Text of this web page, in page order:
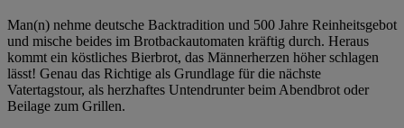
Man(n) nehme deutsche Backtradition und 500 Jahre Reinheitsgebot
und mische beides im Brotbackautomaten kräftig durch. Heraus
kommt ein köstliches Bierbrot, das Männerherzen höher schlagen
lässt! Genau das Richtige als Grundlage für die nächste
Vatertagstour, als herzhaftes Untendrunter beim Abendbrot oder
Beilage zum Grillen.